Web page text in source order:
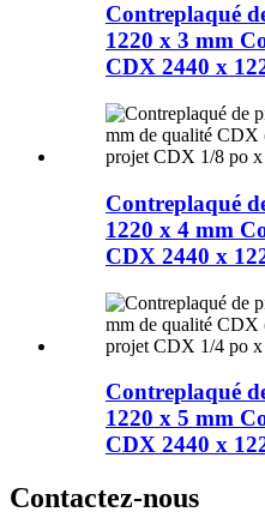
Contreplaqué
1220 x 3 mm
CDX 2440 x
Contreplaqué
1220 x 4 mm
CDX 2440 x
Contreplaqué
1220 x 5 mm
CDX 2440 x
Contactez-nous